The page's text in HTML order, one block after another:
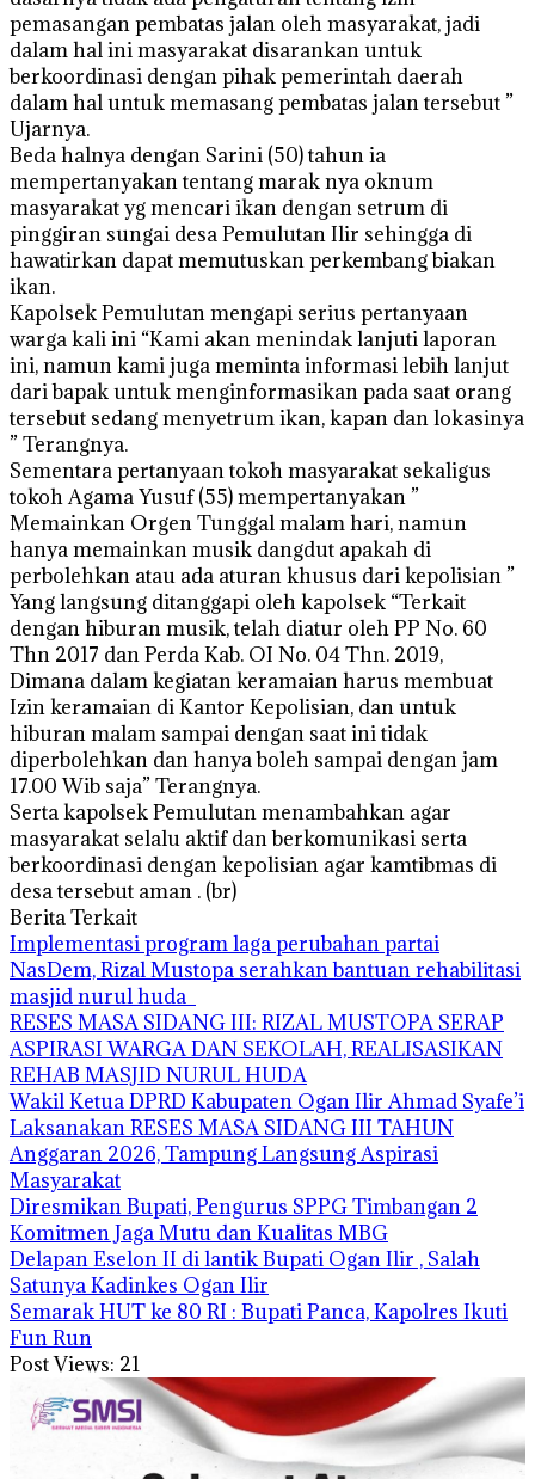
pemasangan pembatas jalan oleh masyarakat, jadi
dalam hal ini masyarakat disarankan untuk
berkoordinasi dengan pihak pemerintah daerah
dalam hal untuk memasang pembatas jalan tersebut ”
Ujarnya.
Beda halnya dengan Sarini (50) tahun ia
mempertanyakan tentang marak nya oknum
masyarakat yg mencari ikan dengan setrum di
pinggiran sungai desa Pemulutan Ilir sehingga di
hawatirkan dapat memutuskan perkembang biakan
ikan.
Kapolsek Pemulutan mengapi serius pertanyaan
warga kali ini “Kami akan menindak lanjuti laporan
ini, namun kami juga meminta informasi lebih lanjut
dari bapak untuk menginformasikan pada saat orang
tersebut sedang menyetrum ikan, kapan dan lokasinya
” Terangnya.
Sementara pertanyaan tokoh masyarakat sekaligus
tokoh Agama Yusuf (55) mempertanyakan ”
Memainkan Orgen Tunggal malam hari, namun
hanya memainkan musik dangdut apakah di
perbolehkan atau ada aturan khusus dari kepolisian ”
Yang langsung ditanggapi oleh kapolsek “Terkait
dengan hiburan musik, telah diatur oleh PP No. 60
Thn 2017 dan Perda Kab. OI No. 04 Thn. 2019,
Dimana dalam kegiatan keramaian harus membuat
Izin keramaian di Kantor Kepolisian, dan untuk
hiburan malam sampai dengan saat ini tidak
diperbolehkan dan hanya boleh sampai dengan jam
17.00 Wib saja” Terangnya.
Serta kapolsek Pemulutan menambahkan agar
masyarakat selalu aktif dan berkomunikasi serta
berkoordinasi dengan kepolisian agar kamtibmas di
desa tersebut aman . (br)
Berita Terkait
Implementasi program laga perubahan partai
NasDem, Rizal Mustopa serahkan bantuan rehabilitasi
masjid nurul huda
RESES MASA SIDANG III: RIZAL MUSTOPA SERAP
ASPIRASI WARGA DAN SEKOLAH, REALISASIKAN
REHAB MASJID NURUL HUDA
Wakil Ketua DPRD Kabupaten Ogan Ilir Ahmad Syafe’i
Laksanakan RESES MASA SIDANG III TAHUN
Anggaran 2026, Tampung Langsung Aspirasi
Masyarakat
Diresmikan Bupati, Pengurus SPPG Timbangan 2
Komitmen Jaga Mutu dan Kualitas MBG
Delapan Eselon II di lantik Bupati Ogan Ilir , Salah
Satunya Kadinkes Ogan Ilir
Semarak HUT ke 80 RI : Bupati Panca, Kapolres Ikuti
Fun Run
Post Views: 21